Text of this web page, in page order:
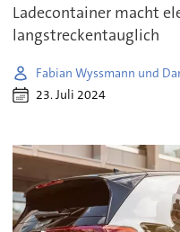
Ladecontainer macht
langstreckentauglich
Fabian Wyssmann und
23. Juli 2024